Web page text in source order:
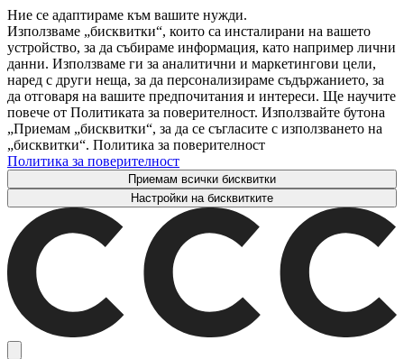
Ние се адаптираме към вашите нужди.
Използваме „бисквитки“, които са инсталирани на вашето
устройство, за да събираме информация, като например лични
данни. Използваме ги за аналитични и маркетингови цели,
наред с други неща, за да персонализираме съдържанието, за
да отговаря на вашите предпочитания и интереси. Ще научите
повече от Политиката за поверителност. Използвайте бутона
„Приемам „бисквитки“, за да се съгласите с използването на
„бисквитки“. Политика за поверителност
Политика за поверителност
Приемам всички бисквитки
Настройки на бисквитките